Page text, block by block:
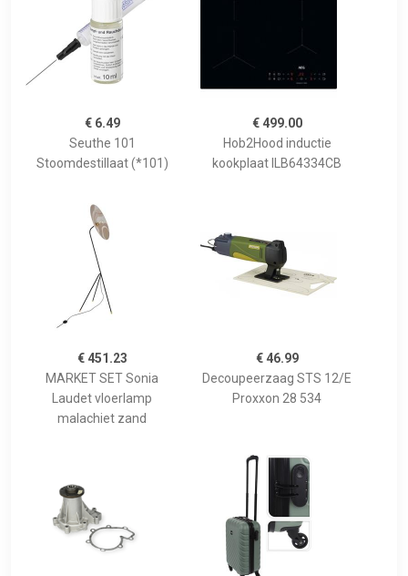
€ 6.49
Seuthe 101
Stoomdestillaat (*101)
€ 499.00
Hob2Hood inductie
kookplaat ILB64334CB
€ 451.23
MARKET SET Sonia
Laudet vloerlamp
malachiet zand
€ 46.99
Decoupeerzaag STS 12/E
Proxxon 28 534